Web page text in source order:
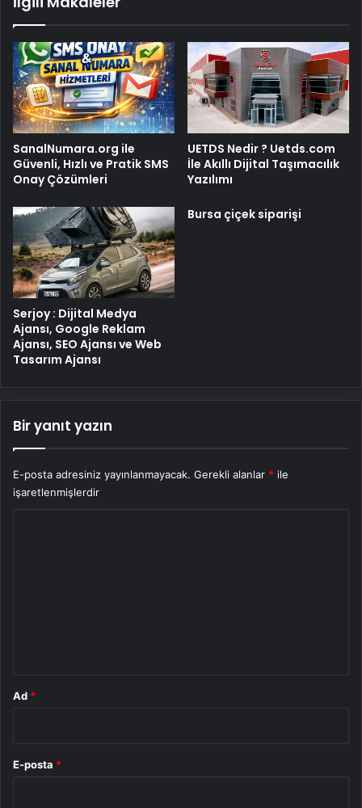
SanalNumara.org ile
Güvenli, Hızlı ve Pratik SMS
Onay Çözümleri
UETDS Nedir ? Uetds.com
İle Akıllı Dijital Taşımacılık
Yazılımı
Serjoy : Dijital Medya
Ajansı, Google Reklam
Ajansı, SEO Ajansı ve Web
Tasarım Ajansı
Bursa çiçek siparişi
Bir yanıt yazın
E-posta adresiniz yayınlanmayacak. Gerekli alanlar * ile
işaretlenmişlerdir
Ad *
E-posta *